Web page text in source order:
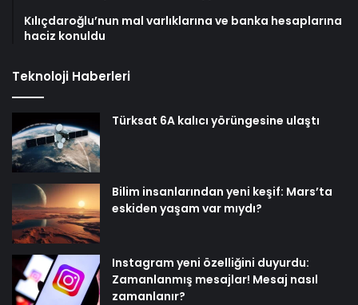
Kılıçdaroğlu’nun mal varlıklarına ve banka hesaplarına
haciz konuldu
Teknoloji Haberleri
Türksat 6A kalıcı yörüngesine ulaştı
Bilim insanlarından yeni keşif: Mars’ta
eskiden yaşam var mıydı?
Instagram yeni özelliğini duyurdu:
Zamanlanmış mesajlar! Mesaj nasıl
zamanlanır?